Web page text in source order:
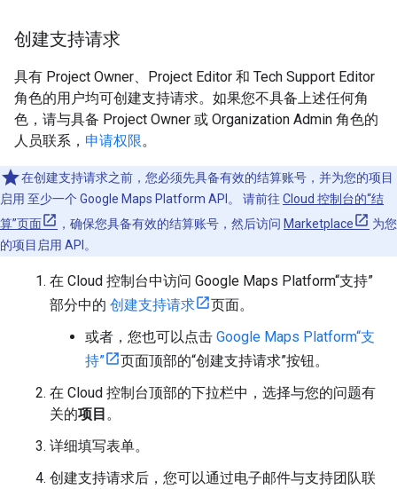
创建支持请求
具有 Project Owner、Project Editor 和 Tech Support Editor
角色的用户均可创建支持请求。如果您不具备上述任何角
色，请与具备 Project Owner 或 Organization Admin 角色的
人员联系， 申请权限。
在创建支持请求之前，您必须先具备有效的结算账号，并为您的项目
启用 至少一个 Google Maps Platform API。 请前往 Cloud 控制台的“结
算”页面
，确保您具备有效的结算账号，然后访问 Marketplace
为您
的项目启用 API。
在 Cloud 控制台中访问 Google Maps Platform“支持”
部分中的 创建支持请求
页面。
或者，您也可以点击 Google Maps Platform“支
持”
页面顶部的“创建支持请求”按钮。
在 Cloud 控制台顶部的下拉栏中，选择与您的问题有
关的项目 。
详细填写表单。
创建支持请求后，您可以通过电子邮件与支持团队联